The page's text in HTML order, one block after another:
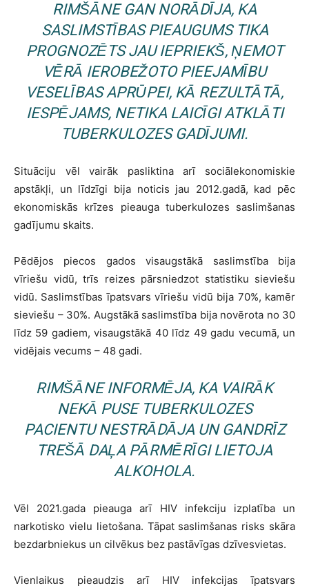
RIMŠĀNE GAN NORĀDĪJA, KA
SASLIMSTĪBAS PIEAUGUMS TIKA
PROGNOZĒTS JAU IEPRIEKŠ, ŅEMOT
VĒRĀ IEROBEŽOTO PIEEJAMĪBU
VESELĪBAS APRŪPEI, KĀ REZULTĀTĀ,
IESPĒJAMS, NETIKA LAICĪGI ATKLĀTI
TUBERKULOZES GADĪJUMI.
Situāciju vēl vairāk pasliktina arī sociālekonomiskie
apstākļi, un līdzīgi bija noticis jau 2012.gadā, kad pēc
ekonomiskās krīzes pieauga tuberkulozes saslimšanas
gadījumu skaits.
Pēdējos piecos gados visaugstākā saslimstība bija
vīriešu vidū, trīs reizes pārsniedzot statistiku sieviešu
vidū. Saslimstības īpatsvars vīriešu vidū bija 70%, kamēr
sieviešu – 30%. Augstākā saslimstība bija novērota no 30
līdz 59 gadiem, visaugstākā 40 līdz 49 gadu vecumā, un
vidējais vecums – 48 gadi.
RIMŠĀNE INFORMĒJA, KA VAIRĀK
NEKĀ PUSE TUBERKULOZES
PACIENTU NESTRĀDĀJA UN GANDRĪZ
TREŠĀ DAĻA PĀRMĒRĪGI LIETOJA
ALKOHOLA.
Vēl 2021.gada pieauga arī HIV infekciju izplatība un
narkotisko vielu lietošana. Tāpat saslimšanas risks skāra
bezdarbniekus un cilvēkus bez pastāvīgas dzīvesvietas.
Vienlaikus pieaudzis arī HIV infekcijas īpatsvars